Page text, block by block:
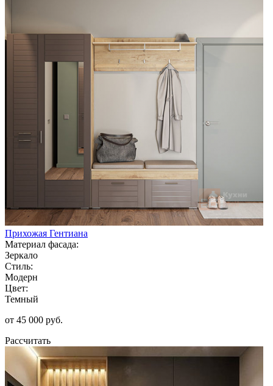
Прихожая Гентиана
Материал фасада:
Зеркало
Стиль:
Модерн
Цвет:
Темный
от 45 000 руб.
Рассчитать